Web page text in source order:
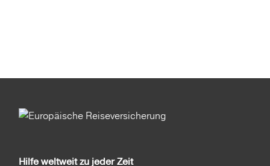
Hilfe weltweit zu jeder Zeit